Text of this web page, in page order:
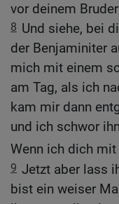
vor deinem
8 Und siehe, bei
der Benjaminiter
mich mit einem
am Tag, als ich
kam mir dann
und ich schwor
Wenn ich dich
9 Jetzt aber lass
bist ein weiser